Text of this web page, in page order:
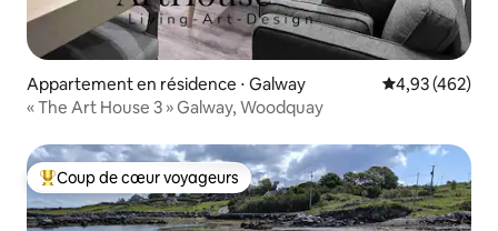
Appartement en résidence ⋅ Galway Évaluation
4,93 (462)
« The Art House 3 » Galway, Woodquay
Coups de cœur voyageurs les plus appréciés
Coup de cœur voyageurs